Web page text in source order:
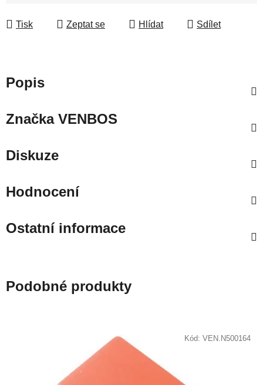
Tisk
Zeptat se Hlídat Sdílet
Popis
ZnačkaVENBOS
Diskuze
Hodnocení
Ostatní informace
Podobné produkty
Kód: VEN.N500164